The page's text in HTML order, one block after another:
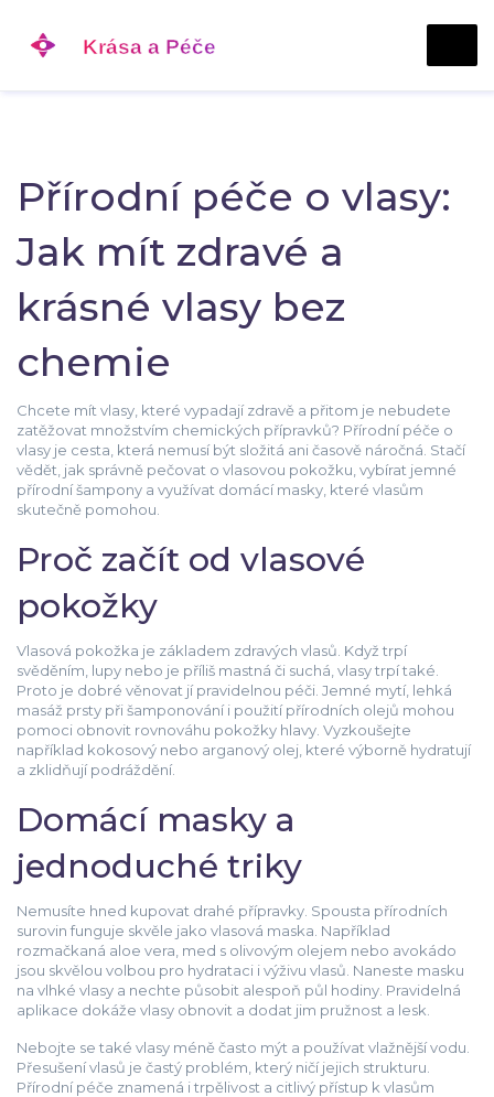
Přírodní péče o vlasy:
Jak mít zdravé a
krásné vlasy bez
chemie
Chcete mít vlasy, které vypadají zdravě a přitom je nebudete
zatěžovat množstvím chemických přípravků? Přírodní péče o
vlasy je cesta, která nemusí být složitá ani časově náročná. Stačí
vědět, jak správně pečovat o vlasovou pokožku, vybírat jemné
přírodní šampony a využívat domácí masky, které vlasům
skutečně pomohou.
Proč začít od vlasové
pokožky
Vlasová pokožka je základem zdravých vlasů. Když trpí
svěděním, lupy nebo je příliš mastná či suchá, vlasy trpí také.
Proto je dobré věnovat jí pravidelnou péči. Jemné mytí, lehká
masáž prsty při šamponování i použití přírodních olejů mohou
pomoci obnovit rovnováhu pokožky hlavy. Vyzkoušejte
například kokosový nebo arganový olej, které výborně hydratují
a zklidňují podráždění.
Domácí masky a
jednoduché triky
Nemusíte hned kupovat drahé přípravky. Spousta přírodních
surovin funguje skvěle jako vlasová maska. Například
rozmačkaná aloe vera, med s olivovým olejem nebo avokádo
jsou skvělou volbou pro hydrataci i výživu vlasů. Naneste masku
na vlhké vlasy a nechte působit alespoň půl hodiny. Pravidelná
aplikace dokáže vlasy obnovit a dodat jim pružnost a lesk.
Nebojte se také vlasy méně často mýt a používat vlažnější vodu.
Přesušení vlasů je častý problém, který ničí jejich strukturu.
Přírodní péče znamená i trpělivost a citlivý přístup k vlasům